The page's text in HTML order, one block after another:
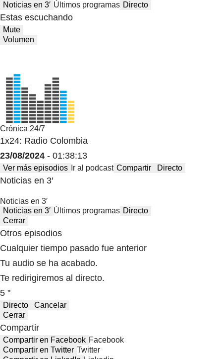
Noticias en 3′ Últimos programas Directo
Estas escuchando
Mute
Volumen
Crónica 24/7
1x24: Radio Colombia
23/08/2024 - 01:38:13
Ver más episodios Ir al podcast Compartir Directo
Noticias en 3′
Noticias en 3′
Noticias en 3′ Últimos programas Directo
Cerrar
Otros episodios
Cualquier tiempo pasado fue anterior
Tu audio se ha acabado.
Te redirigiremos al directo.
5 "
Directo
Cancelar
Cerrar
Compartir
Compartir en Facebook Facebook
Compartir en Twitter Twitter